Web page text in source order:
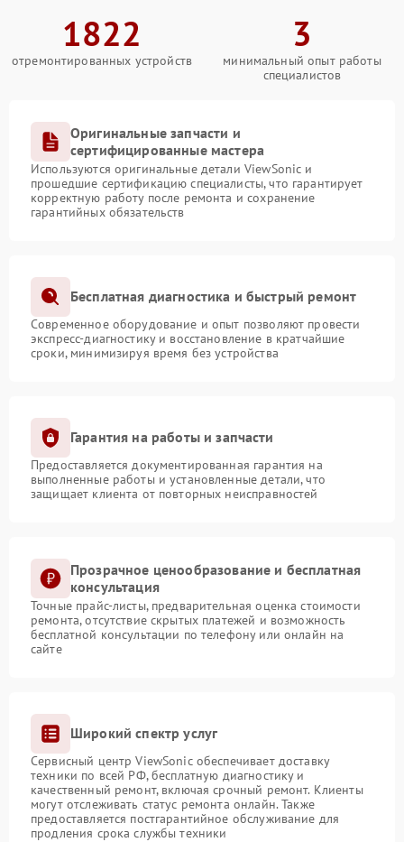
1822
отремонтированных устройств
3
минимальный опыт работы
специалистов
Оригинальные запчасти и
сертифицированные мастера
Используются оригинальные детали ViewSonic и
прошедшие сертификацию специалисты, что гарантирует
корректную работу после ремонта и сохранение
гарантийных обязательств
Бесплатная диагностика и быстрый ремонт
Современное оборудование и опыт позволяют провести
экспресс-диагностику и восстановление в кратчайшие
сроки, минимизируя время без устройства
Гарантия на работы и запчасти
Предоставляется документированная гарантия на
выполненные работы и установленные детали, что
защищает клиента от повторных неисправностей
Прозрачное ценообразование и бесплатная
консультация
Точные прайс-листы, предварительная оценка стоимости
ремонта, отсутствие скрытых платежей и возможность
бесплатной консультации по телефону или онлайн на
сайте
Широкий спектр услуг
Сервисный центр ViewSonic обеспечивает доставку
техники по всей РФ, бесплатную диагностику и
качественный ремонт, включая срочный ремонт. Клиенты
могут отслеживать статус ремонта онлайн. Также
предоставляется постгарантийное обслуживание для
продления срока службы техники